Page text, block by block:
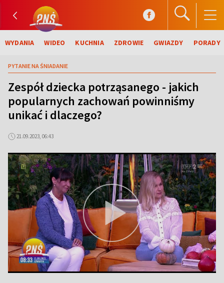
WYDANIA WIDEO KUCHNIA ZDROWIE GWIAZDY PORADY
PYTANIE NA ŚNIADANIE
Zespół dziecka potrząsanego - jakich
popularnych zachowań powinniśmy
unikać i dlaczego?
21.09.2023, 06:43